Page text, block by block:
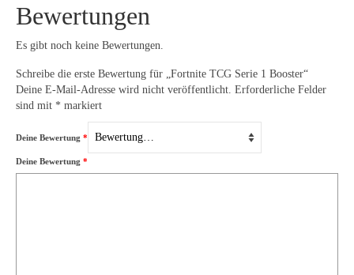
Bewertungen
Es gibt noch keine Bewertungen.
Schreibe die erste Bewertung für „Fortnite TCG Serie 1 Booster“
Deine E-Mail-Adresse wird nicht veröffentlicht. Erforderliche Felder
sind mit * markiert
Deine Bewertung *
Deine Bewertung *